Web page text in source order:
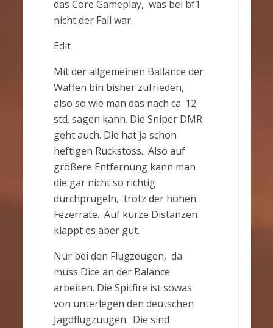
das Core Gameplay, was bei bf1
nicht der Fall war.
Edit
Mit der allgemeinen Ballance der
Waffen bin bisher zufrieden,
also so wie man das nach ca. 12
std. sagen kann. Die Sniper DMR
geht auch. Die hat ja schon
heftigen Ruckstoss. Also auf
größere Entfernung kann man
die gar nicht so richtig
durchprügeln, trotz der hohen
Fezerrate. Auf kurze Distanzen
klappt es aber gut.
Nur bei den Flugzeugen, da
muss Dice an der Balance
arbeiten. Die Spitfire ist sowas
von unterlegen den deutschen
Jagdflugzuugen. Die sind